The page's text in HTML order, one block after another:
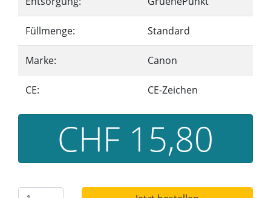
Füllmenge: Standard
Marke: Canon
CE: CE-Zeichen
CHF 15,80